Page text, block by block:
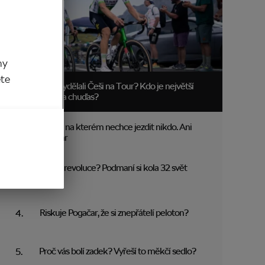
Kolik vydělali Češi na Tour? Kdo je největší
boháč a chuďas?
Trakař, na kterém nechce jezdit nikdo. Ani
Pogačar
Blíží se revoluce? Podmaní si kola 32 svět
Riskuje Pogačar, že si znepřátelí peloton?
Proč vás bolí zadek? Vyřeší to měkčí sedlo?